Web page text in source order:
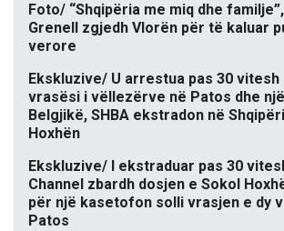
Foto/ “Shqipëria me miq dhe
Grenell zgjedh Vlorën për të kaluar
verore
Ekskluzive/ U arrestua pas 30
vrasësi i vëllezërve në Patos dhe
Belgjikë, SHBA ekstradon në
Hoxhën
Ekskluzive/ I ekstraduar pas 30
Channel zbardh dosjen e Sokol
për një kasetofon solli vrasjen e dy
Patos